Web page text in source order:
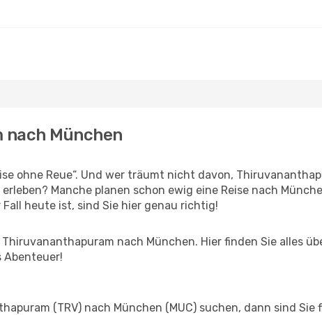
nach München
ohne Reue“. Und wer träumt nicht davon,
Manche planen schon ewig eine Reise nach
heute ist, sind Sie hier genau richtig!
nach München. Hier finden Sie alles
Abenteuer!
(TRV) nach München (MUC) suchen, dann sind Sie